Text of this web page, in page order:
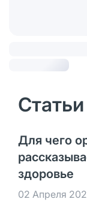
Статьи
Для чего
здоровье
02 Апреля